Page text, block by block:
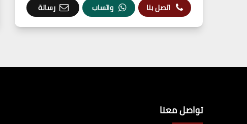
اتصل بنا واتساب رسالة
تواصل معنا